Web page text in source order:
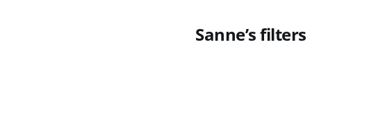
Sanne’s filters